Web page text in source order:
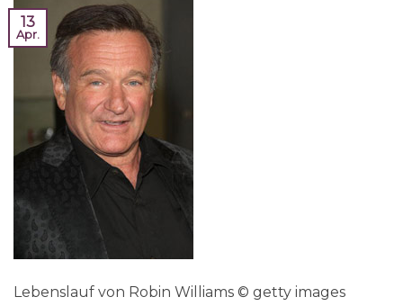
13
Apr.
Lebenslauf von Robin Williams © getty images